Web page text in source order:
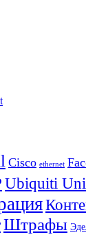
Cisco ethernet
Ubiquiti
Штрафы